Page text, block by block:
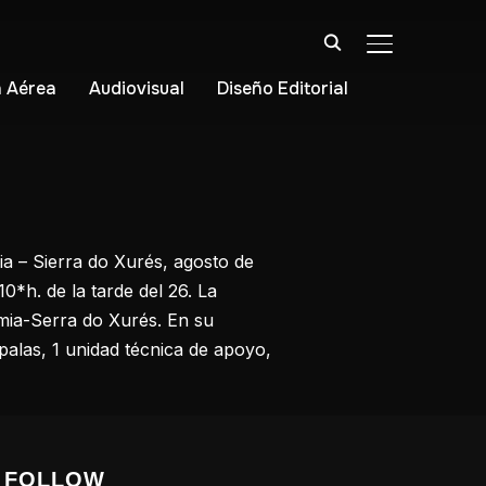
ALTERNAR
Aérea Audiovisual Diseño Editorial
– Sierra do Xurés, agosto de
de la tarde del 26. La
Serra do Xurés. En su
1 unidad técnica de apoyo,
FOLLOW